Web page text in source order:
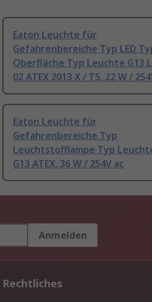
Eaton Leuchte für
Gefahrenbereiche Typ LED
Oberfläche Typ Leuchte G13
02 ATEX 2013 X / T5, 22 W /
Eaton Leuchte für
Gefahrenbereiche Typ
Leuchtstofflampe Typ
G13 ATEX, 36 W / 254V ac
Anmelden
Rechtliches